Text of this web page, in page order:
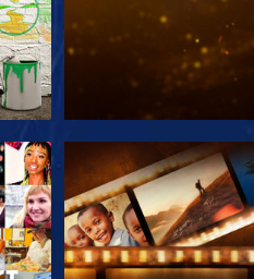
UTFORSKA SERIEN